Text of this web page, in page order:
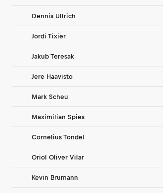
Dennis Ullrich
Jordi Tixier
Jakub Teresak
Jere Haavisto
Mark Scheu
Maximilian Spies
Cornelius Tondel
Oriol Oliver Vilar
Kevin Brumann